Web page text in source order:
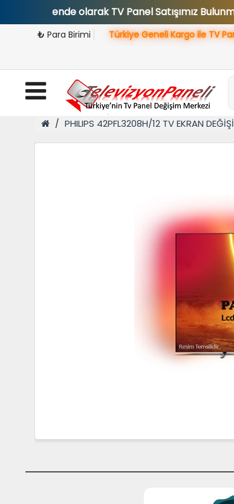
olarak TV Panel Satışımız
₺ Para Birimi Türkiye Geneli Kargo ile TV
PHILIPS 42PFL3208H/12 TV EKRAN